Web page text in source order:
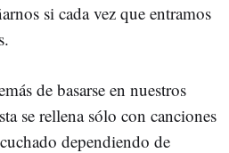
si cada vez que entramos
de basarse en nuestros
se rellena sólo con canciones
dependiendo de